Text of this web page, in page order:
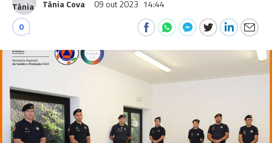
Tânia Cova 09 out 2023 14:44
0